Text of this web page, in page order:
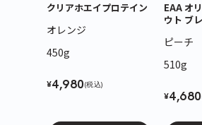
クリアホエイプロテイン
オレンジ
450g
¥4,980(税込)
EAA オ
ウト ブ
ピーチ
510g
¥4,680